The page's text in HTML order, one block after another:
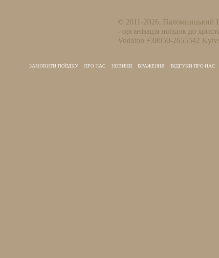
© 2011-2026, Паломницький
- організація поїздок до
Vodafon +38050-2655542
ЗАМОВИТИ ПОЇЗДКУ ПРО НАС НОВИНИ ВРАЖЕННЯ ВІДГУКИ ПРО НАС